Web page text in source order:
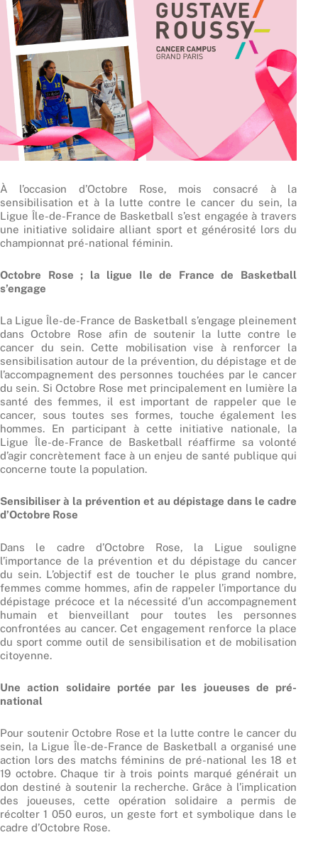
À l’occasion d’Octobre Rose, mois consacré à la
sensibilisation et à la lutte contre le cancer du sein, la
Ligue Île-de-France de Basketball s’est engagée à travers
une initiative solidaire alliant sport et générosité lors du
championnat pré-national féminin.
Octobre Rose ; la ligue Ile de France de Basketball
s’engage
La Ligue Île-de-France de Basketball s’engage pleinement
dans Octobre Rose afin de soutenir la lutte contre le
cancer du sein. Cette mobilisation vise à renforcer la
sensibilisation autour de la prévention, du dépistage et de
l’accompagnement des personnes touchées par le cancer
du sein. Si Octobre Rose met principalement en lumière la
santé des femmes, il est important de rappeler que le
cancer, sous toutes ses formes, touche également les
hommes. En participant à cette initiative nationale, la
Ligue Île-de-France de Basketball réaffirme sa volonté
d’agir concrètement face à un enjeu de santé publique qui
concerne toute la population.
Sensibiliser à la prévention et au dépistage dans le cadre
d’Octobre Rose
Dans le cadre d’Octobre Rose, la Ligue souligne
l’importance de la prévention et du dépistage du cancer
du sein. L’objectif est de toucher le plus grand nombre,
femmes comme hommes, afin de rappeler l’importance du
dépistage précoce et la nécessité d’un accompagnement
humain et bienveillant pour toutes les personnes
confrontées au cancer. Cet engagement renforce la place
du sport comme outil de sensibilisation et de mobilisation
citoyenne.
Une action solidaire portée par les joueuses de pré-
national
Pour soutenir Octobre Rose et la lutte contre le cancer du
sein, la Ligue Île-de-France de Basketball a organisé une
action lors des matchs féminins de pré-national les 18 et
19 octobre. Chaque tir à trois points marqué générait un
don destiné à soutenir la recherche. Grâce à l’implication
des joueuses, cette opération solidaire a permis de
récolter 1 050 euros, un geste fort et symbolique dans le
cadre d’Octobre Rose.